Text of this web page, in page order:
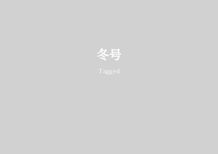
冬号
Tagged